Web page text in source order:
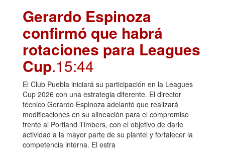
Gerardo Espinoza
confirmó que habrá
rotaciones para Leagues
Cup.15:44
El Club Puebla iniciará su participación en la Leagues
Cup 2026 con una estrategia diferente. El director
técnico Gerardo Espinoza adelantó que realizará
modificaciones en su alineación para el compromiso
frente al Portland Timbers, con el objetivo de darle
actividad a la mayor parte de su plantel y fortalecer la
competencia interna. El estra